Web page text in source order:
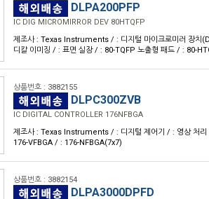
DLPA200PFP
IC DIG MICROMIRROR DEV 80HTQFP
제조사 : Texas Instruments / : 디지털 마이크로미러 장치
디칼 이미징 / : 표면 실장 / : 80-TQFP 노출형 패드 / : 80-
상품번호 : 3882155
DLPC300ZVB
IC DIGITAL CONTROLLER 176NFBGA
제조사 : Texas Instruments / : 디지털 제어기 / : 영상 처리
176-VFBGA / : 176-NFBGA(7x7)
상품번호 : 3882154
DLPA3000DPFD